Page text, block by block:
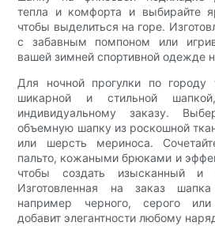
тепла и комфорта и выбирайте
чтобы выделиться на горе.
с забавным помпоном или
вашей зимней спортивной одежде
Для ночной прогулки по городу
шикарной и стильной
индивидуальному заказу.
объемную шапку из роскошной
или шерсть мериноса.
пальто, кожаными брюками и
чтобы создать изысканный и
Изготовленная на заказ шапка
например черного, серого или
добавит элегантности любому